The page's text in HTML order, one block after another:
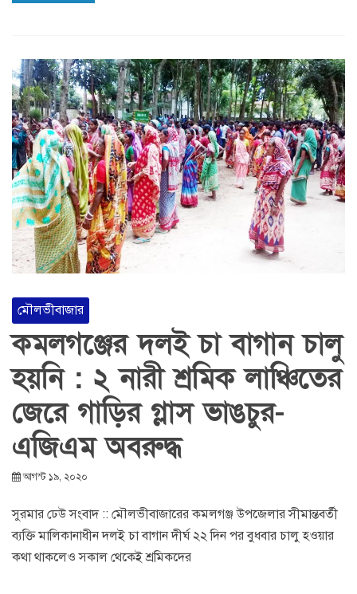
মৌলভীবাজার
কমলগঞ্জের দলই চা বাগান চালু
হয়নি : ২ নারী শ্রমিক লাঞ্চিতের
জেরে গাড়ির গ্লাস ভাঙচুর-
এজিএম অবরুদ্ধ
আগস্ট ১৯, ২০২০
সুরমার ঢেউ সংবাদ :: মৌলভীবাজারের কমলগঞ্জ উপজেলার সীমান্তবর্তী
ব্যক্তি মালিকানাধীন দলই চা বাগান দীর্ঘ ২২ দিন পর বুধবার চালু হওয়ার
কথা থাকলেও সকাল থেকেই শ্রমিকদের